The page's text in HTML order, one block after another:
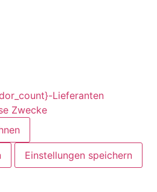
Lieferanten
Zwecke
Einstellungen speichern